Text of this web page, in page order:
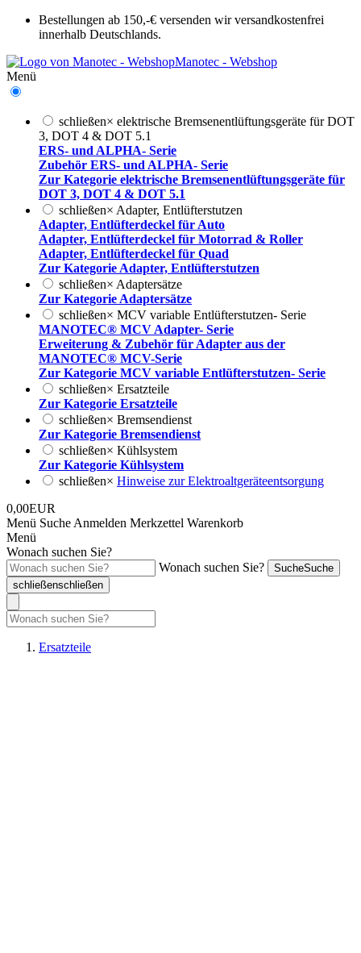
Bestellungen ab 150,-€ versenden wir versandkostenfrei
innerhalb Deutschlands.
Manotec - Webshop
Menü
schließen× elektrische Bremsenentlüftungsgeräte für DOT
3, DOT 4 & DOT 5.1
ERS- und ALPHA- Serie
Zubehör ERS- und ALPHA- Serie
Zur Kategorie elektrische Bremsenentlüftungsgeräte für
DOT 3, DOT 4 & DOT 5.1
schließen× Adapter, Entlüfterstutzen
Adapter, Entlüfterdeckel für Auto
Adapter, Entlüfterdeckel für Motorrad & Roller
Adapter, Entlüfterdeckel für Quad
Zur Kategorie Adapter, Entlüfterstutzen
schließen× Adaptersätze
Zur Kategorie Adaptersätze
schließen× MCV variable Entlüfterstutzen- Serie
MANOTEC® MCV Adapter- Serie
Erweiterung & Zubehör für Adapter aus der
MANOTEC® MCV-Serie
Zur Kategorie MCV variable Entlüfterstutzen- Serie
schließen× Ersatzteile
Zur Kategorie Ersatzteile
schließen× Bremsendienst
Zur Kategorie Bremsendienst
schließen× Kühlsystem
Zur Kategorie Kühlsystem
schließen× Hinweise zur Elektroaltgeräteentsorgung
0,00EUR
Menü Suche Anmelden Merkzettel Warenkorb
Menü
Wonach suchen Sie?
Wonach suchen Sie?
SucheSuche
schließenschließen
Ersatzteile